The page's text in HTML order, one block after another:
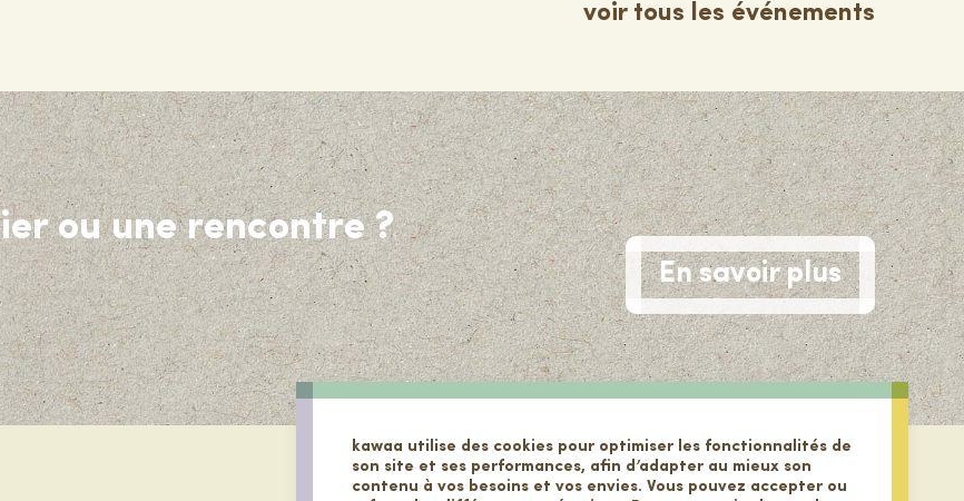
voir tous les événements
ou une rencontre ?
En savoir plus
kawaa utilise des cookies pour optimiser les fonctionnalités de
son site et ses performances, afin d’adapter au mieux son
contenu à vos besoins et vos envies. Vous pouvez accepter ou